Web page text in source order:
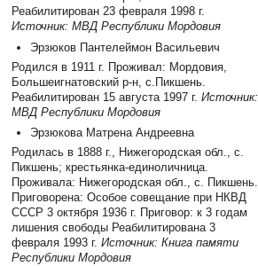
Реабилитирован 23 февраля 1998 г.
Источник: МВД Республики Мордовия
Эрзюков Пантелеймон Васильевич
Родился в 1911 г. Проживал: Мордовия,
Большеигнатовский р-н, с.Пикшень.
Реабилитирован 15 августа 1997 г.Источник:
МВД Республики Мордовия
Эрзюкова Матрена Андреевна
Родилась в 1888 г., Нижегородская обл., с.
Пикшень; крестьянка-единоличница.
Проживала: Нижегородская обл., с. Пикшень.
Приговорена: Особое совещание при НКВД
СССР 3 октября 1936 г. Приговор: к 3 годам
лишения свободы Реабилитирована 3
февраля 1993 г.Источник: Книга памяти
Республики Мордовия